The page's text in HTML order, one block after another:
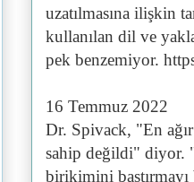
uzatılmasına ilişkin
kullanılan dil ve
pek benzemiyor.
16 Temmuz 2022
Dr. Spivack, "En
sahip değildi" diyor.
birikimini bastırmayı